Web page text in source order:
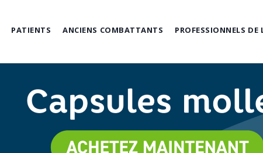
PATIENTS ANCIENS COMBATTANTS
PROFESSIONNELS DE